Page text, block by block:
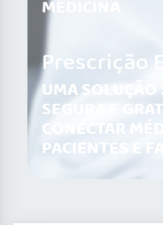
MEDICINA
Prescrição
UMA SOLUÇÃO
SEGURA E
CONECTAR
PACIENTES E